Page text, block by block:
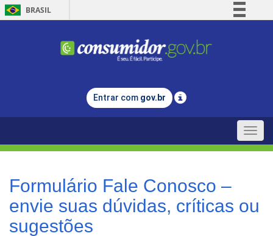
BRASIL
Comunica BR
Legislação
Entrar com gov.br
Toggle
Formulário Fale Conosco –
envie suas dúvidas, críticas ou
sugestões